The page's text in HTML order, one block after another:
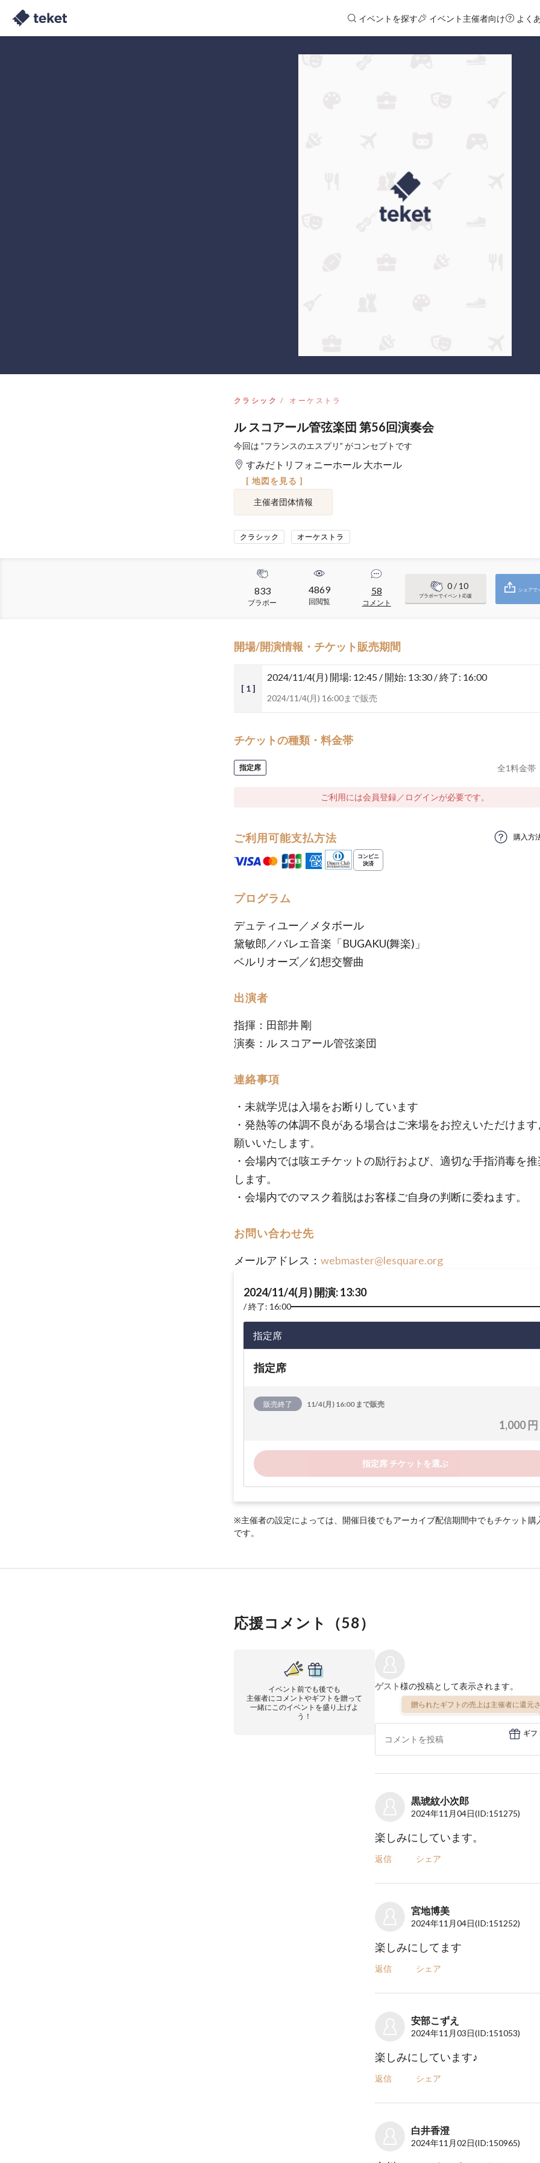
イベントを探す イベント主催者向け よく
クラシック オーケストラ
ル スコアール管弦楽団 第56回演奏会
今回は ”フランスのエスプリ” がコンセプトです
すみだトリフォニーホール 大ホール
[ 地図を見る ]
主催者団体情報
クラシック オーケストラ
833
ブラボー
4869
回閲覧
58
コメント
0/ 10
ブラボーでイベント応援
シェアで
開場/開演情報・チケット販売期間
[ 1 ]
2024/11/4(月) 開場: 12:45 / 開始: 13:30 / 終了: 16:00
2024/11/4(月) 16:00まで販売
チケットの種類・料金帯
指定席 全1料金帯
ご利用には会員登録／ログインが必要です。
ご利用可能支払方法 購入方
プログラム
デュティユー／メタボール
黛敏郎／バレエ音楽「BUGAKU(舞楽)」
ベルリオーズ／幻想交響曲
出演者
指揮：田部井 剛
演奏：ル スコアール管弦楽団
連絡事項
・未就学児は入場をお断りしています
・発熱等の体調不良がある場合はご来場をお控えいただけま
願いいたします。
・会場内では咳エチケットの励行および、適切な手指消毒を推
します。
・会場内でのマスク着脱はお客様ご自身の判断に委ねます。
お問い合わせ先
メールアドレス： webmaster@lesquare.org
2024/11/4(月) 開演: 13:30
終了: 16:00
指定席
指定席
販売終了 11/4(月) 16:00 まで販売
1,000 円
指定席 チケットを選ぶ
※主催者の設定によっては、開催日後でもアーカイブ配信期間中でもチケット購
です。
応援コメント（58）
イベント前でも後でも
主催者にコメントやギフトを贈って
一緒にこのイベントを盛り上げよ
う！
ゲスト様の投稿として表示されます。
贈られたギフトの売上は主催者に還元
ギフ
黒琥紋小次郎
2024年11月04日(ID:151275)
楽しみにしています。
返信 シェア
宮地博美
2024年11月04日(ID:151252)
楽しみにしてます
返信 シェア
安部こずえ
2024年11月03日(ID:151053)
楽しみにしています♪
返信 シェア
白井香澄
2024年11月02日(ID:150965)